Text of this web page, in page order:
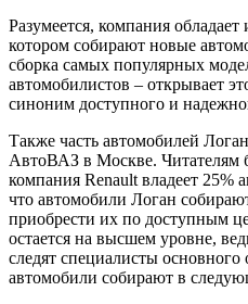
Разумеется, компания
котором собирают новые
сборка самых популярных
автомобилистов – открывает
синоним доступного и
Также часть автомобилей
АвтоВАЗ в Москве. Читателям
компания Renault владеет 25%
что автомобили Логан
приобрести их по доступным
остается на высшем уровне,
следят специалисты
автомобили собирают в